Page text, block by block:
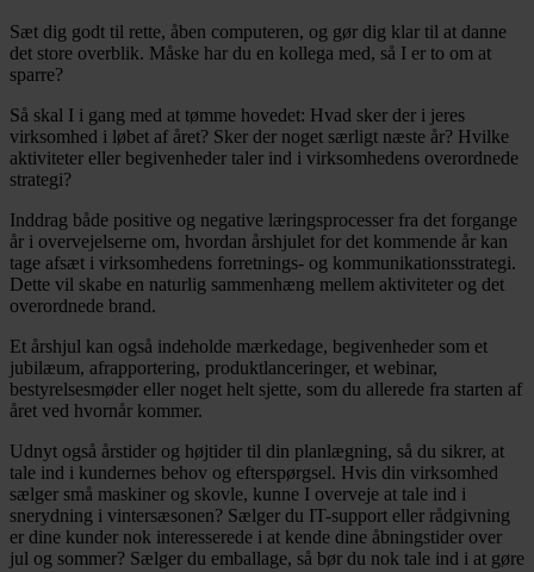
Sæt dig godt til rette, åben computeren, og gør dig klar til at danne
det store overblik. Måske har du en kollega med, så I er to om at
sparre?
Så skal I i gang med at tømme hovedet: Hvad sker der i jeres
virksomhed i løbet af året? Sker der noget særligt næste år? Hvilke
aktiviteter eller begivenheder taler ind i virksomhedens overordnede
strategi?
Inddrag både positive og negative læringsprocesser fra det forgange
år i overvejelserne om, hvordan årshjulet for det kommende år kan
tage afsæt i virksomhedens forretnings- og kommunikationsstrategi.
Dette vil skabe en naturlig sammenhæng mellem aktiviteter og det
overordnede brand.
Et årshjul kan også indeholde mærkedage, begivenheder som et
jubilæum, afrapportering, produktlanceringer, et webinar,
bestyrelsesmøder eller noget helt sjette, som du allerede fra starten af
året ved hvornår kommer.
Udnyt også årstider og højtider til din planlægning, så du sikrer, at
tale ind i kundernes behov og efterspørgsel. Hvis din virksomhed
sælger små maskiner og skovle, kunne I overveje at tale ind i
snerydning i vintersæsonen? Sælger du IT-support eller rådgivning
er dine kunder nok interesserede i at kende dine åbningstider over
jul og sommer? Sælger du emballage, så bør du nok tale ind i at gøre